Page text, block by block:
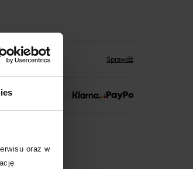
oraz w
Korzyści Sprawdź